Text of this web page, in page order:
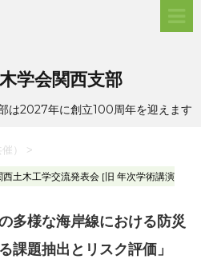
学会関西支部
は2027年に創立100周年を迎えます
） >
西土木工学交流発表会 [旧 年次学術講演
多様な海岸線における防災
課題抽出とリスク評価」